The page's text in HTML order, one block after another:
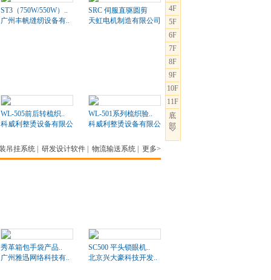
ST3（750W/550W）..
广州丰帆缝纫设备有..
SRC 伺服直驱圆剪
天虹电机制造有限公司
WL-505前后转梳织..
科威利整烫设备有限公司
WL-501系列梳织验..
科威利整烫设备有限公司
吊挂系统 研发设计软件 物流输送系统 更多>
秀革箱包手袋产品..
广州雅迅网络科技有..
SC500 平头锁眼机..
北京兴大豪科技开发..
4F
5F
6F
7F
8F
9F
10F
11F
底
部